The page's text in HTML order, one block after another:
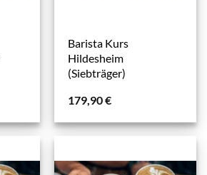
Barista Kurs
Hildesheim
(Siebträger)
179,90€